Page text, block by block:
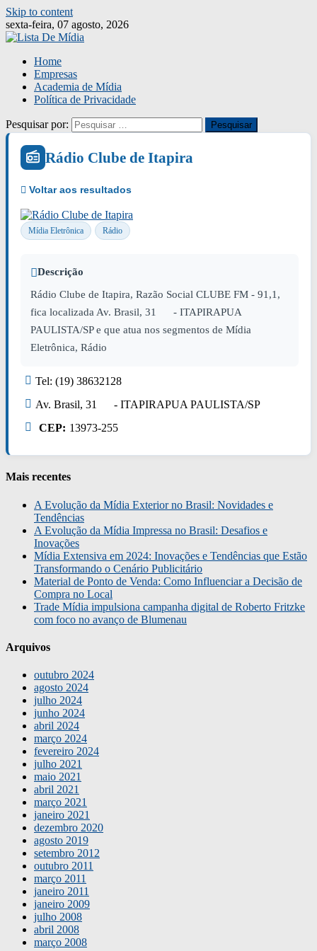
Skip to content
sexta-feira, 07 agosto, 2026
Home
Empresas
Academia de Mídia
Política de Privacidade
Pesquisar por:
Rádio Clube de Itapira
Mídia Eletrônica Rádio
Descrição
Rádio Clube de Itapira, Razão Social CLUBE FM - 91,1,
fica localizada Av. Brasil, 31 - ITAPIRAPUA
PAULISTA/SP e que atua nos segmentos de Mídia
Eletrônica, Rádio
Tel: (19) 38632128
Av. Brasil, 31 - ITAPIRAPUA PAULISTA/SP
CEP: 13973-255
Mais recentes
A Evolução da Mídia Exterior no Brasil: Novidades e
Tendências
A Evolução da Mídia Impressa no Brasil: Desafios e
Inovações
Mídia Extensiva em 2024: Inovações e Tendências que Estão
Transformando o Cenário Publicitário
Material de Ponto de Venda: Como Influenciar a Decisão de
Compra no Local
Trade Mídia impulsiona campanha digital de Roberto Fritzke
com foco no avanço de Blumenau
Arquivos
outubro 2024
agosto 2024
julho 2024
junho 2024
abril 2024
março 2024
fevereiro 2024
julho 2021
maio 2021
abril 2021
março 2021
janeiro 2021
dezembro 2020
agosto 2019
setembro 2012
outubro 2011
março 2011
janeiro 2011
janeiro 2009
julho 2008
abril 2008
março 2008